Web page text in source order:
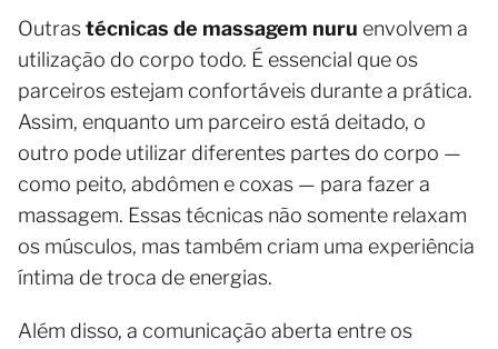
Outrastécnicas de massagem nuru envolvem a
utilização do corpo todo. É essencial que os
parceiros estejam confortáveis durante a prática.
Assim, enquanto um parceiro está deitado, o
outro pode utilizar diferentes partes do corpo —
como peito, abdômen e coxas — para fazer a
massagem. Essas técnicas não somente relaxam
os músculos, mas também criam uma experiência
íntima de troca de energias.
Além disso, a comunicação aberta entre os